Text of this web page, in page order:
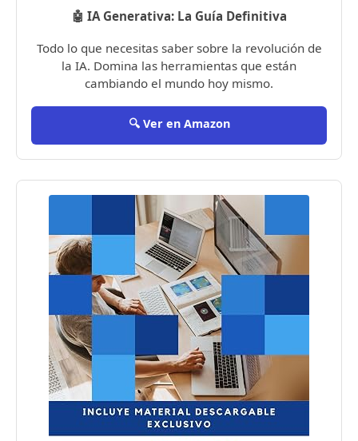
🤖 IA Generativa: La Guía Definitiva
Todo lo que necesitas saber sobre la revolución de
la IA. Domina las herramientas que están
cambiando el mundo hoy mismo.
🔍 Ver en Amazon